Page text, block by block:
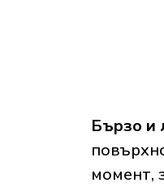
Бързо и
момент,